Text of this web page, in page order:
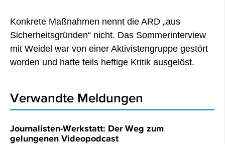
Konkrete Maßnahmen nennt die ARD „aus
Sicherheitsgründen“ nicht. Das Sommerinterview
mit Weidel war von einer Aktivistengruppe gestört
worden und hatte teils heftige Kritik ausgelöst.
Verwandte Meldungen
Journalisten-Werkstatt: Der Weg zum
gelungenen Videopodcast